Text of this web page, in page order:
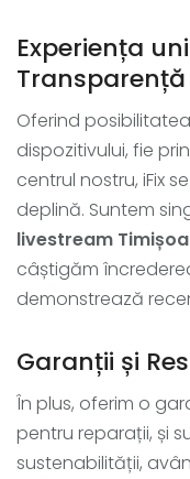
Experiența
Oferind
dispozitivului, fie
centrul nostru, iFix
deplină. Suntem
livestream
câștigăm
demonstrează
Garanții și
În plus, oferim o
pentru reparații, și
sustenabilității,